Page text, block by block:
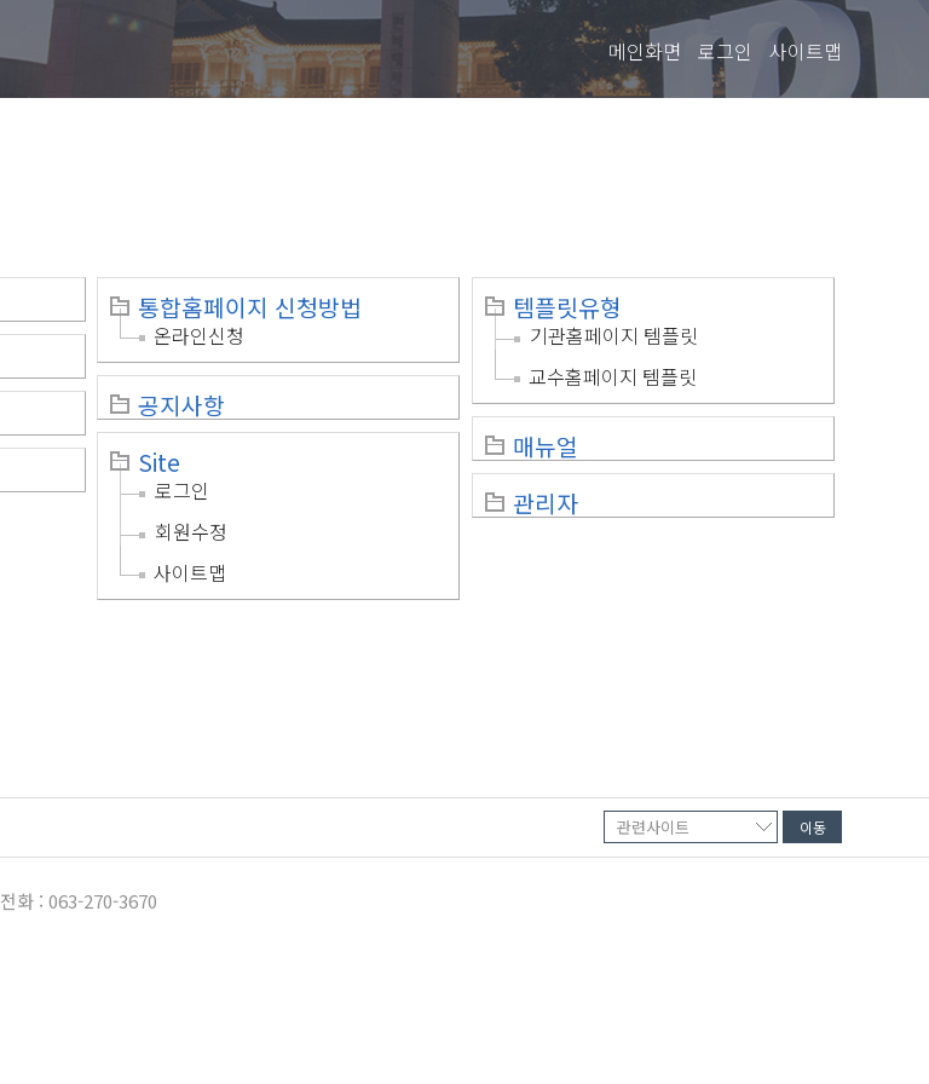
메인화면 로그인 사이트맵
통합홈페이지 신청방법
온라인신청
템플릿유형
기관홈페이지 템플릿
교수홈페이지 템플릿
공지사항
매뉴얼
Site
로그인
회원수정
사이트맵
관리자
전화 : 063-270-3670